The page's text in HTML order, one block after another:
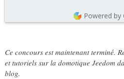
Powered by
Ce concours est maintenant terminé.
et tutoriels sur la domotique Jeedom
blog.